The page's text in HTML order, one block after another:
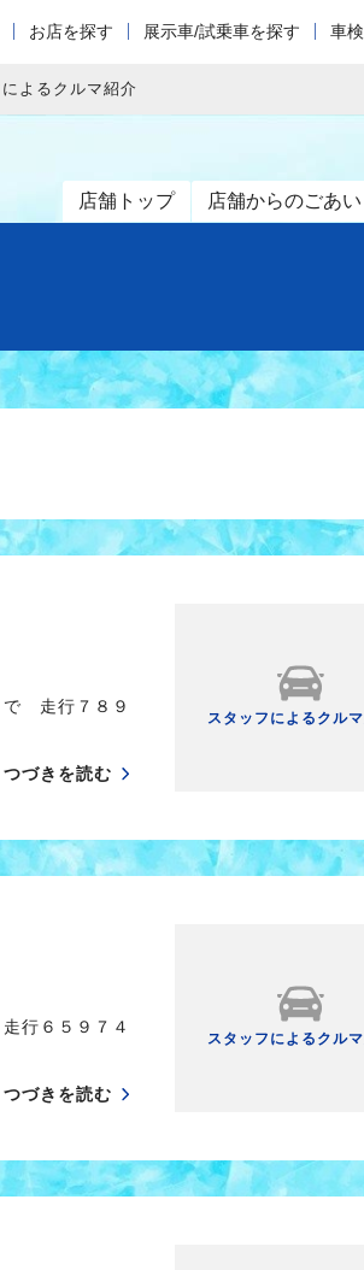
お店を探す 展示車/試乗車を探す 車
よるクルマ紹介
店舗トップ 店舗からのごあ
走行７８９
つづきを読む
スタッフによるクル
６５９７４
つづきを読む
スタッフによるクル